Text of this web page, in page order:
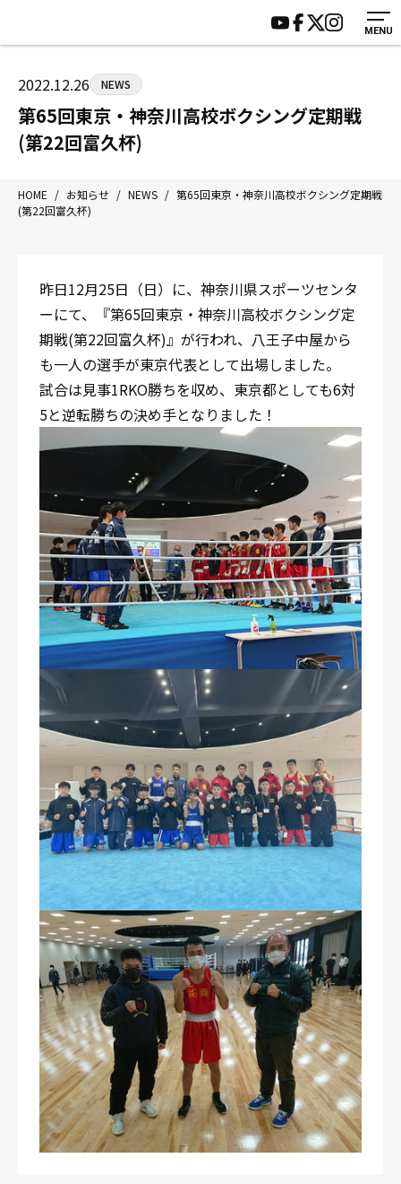
MENU
〒192-0072 東京都八王子市南町3-8 第2原嶋ビル1F
Tel/Fax：042-622-7222
営業時間：月〜土 14:00〜22:00 / 日・祝 14:00〜19:00
HOME
ジムについて
トレーニング
アマ・スパー各大会・キッズ
入会案内
見学・1日体験
施設紹介
会員様の声
サポーター募集
2022.12.26 NEWS
第65回東京・神奈川高校ボクシング定期戦
(第22回富久杯)
HOME / お知らせ / NEWS / 第65回東京・神奈川高校ボクシング定期戦
(第22回富久杯)
昨日12月25日（日）に、神奈川県スポーツセンタ
ーにて、『第65回東京・神奈川高校ボクシング定
期戦(第22回富久杯)』が行われ、八王子中屋から
も一人の選手が東京代表として出場しました。
試合は見事1RKO勝ちを収め、東京都としても6対
5と逆転勝ちの決め手となりました！